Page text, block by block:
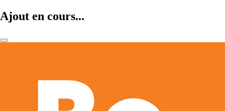
Ajout en cours...